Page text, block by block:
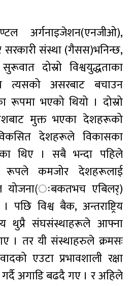
अर्गनाइजेशन(एनजीओ),
सरकारी संस्था (गैसस)भनिन्छ,
दोस्रो विश्वयुद्धताका
त्यसको असरबाट बचाउन
रूपमा भएको थियो । दोस्रो
मुक्त भएका देशहरूको
देशहरूले विकासका
थिए । सबै भन्दा पहिले
रूपले कमजोर देशहरूलाई
योजना(ःबकतभच एबिलर्)
पछि विश्व बैक, अन्तराष्ट्रिय
थुप्रै संघसंस्थाहरूले आफ्ना
। तर यी संस्थाहरुले क्रमसः
एउटा प्रभावशाली रक्षा
अगाडि बढदै गए । र अहिले